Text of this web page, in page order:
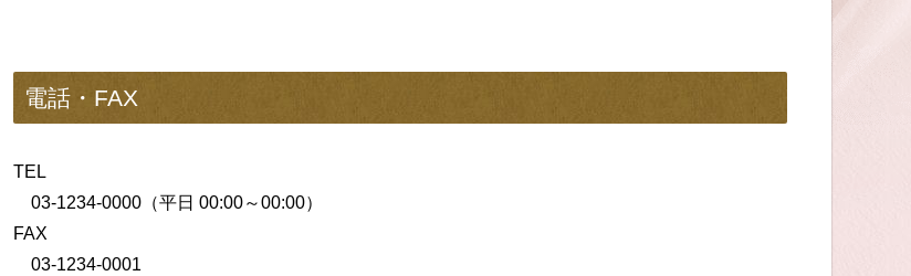
電話・FAX
TEL
03-1234-0000（平日 00:00～00:00）
FAX
03-1234-0001